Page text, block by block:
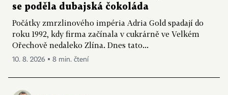
se poděla dubajská čokoláda
Počátky zmrzlinového impéria Adria Gold spadají do
roku 1992, kdy firma začínala v cukrárně ve Velkém
Ořechově nedaleko Zlína. Dnes tato...
10. 8. 2026 ▪ 8 min. čtení